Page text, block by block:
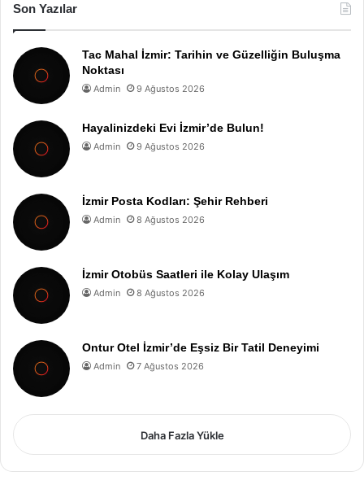
Son Yazılar
Tac Mahal İzmir: Tarihin ve Güzelliğin Buluşma
Noktası
Admin 9 Ağustos 2026
Hayalinizdeki Evi İzmir’de Bulun!
Admin 9 Ağustos 2026
İzmir Posta Kodları: Şehir Rehberi
Admin 8 Ağustos 2026
İzmir Otobüs Saatleri ile Kolay Ulaşım
Admin 8 Ağustos 2026
Ontur Otel İzmir’de Eşsiz Bir Tatil Deneyimi
Admin 7 Ağustos 2026
Daha Fazla Yükle